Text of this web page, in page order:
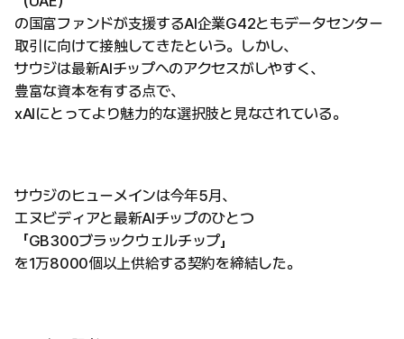
の国富ファンドが支援するAI企業G42ともデータセンター
取引に向けて接触してきたという。しかし、
サウジは最新AIチップへのアクセスがしやすく、
豊富な資本を有する点で、
xAIにとってより魅力的な選択肢と見なされている。
サウジのヒューメインは今年5月、
エヌビディアと最新AIチップのひとつ
「GB300ブラックウェルチップ」
を1万8000個以上供給する契約を締結した。